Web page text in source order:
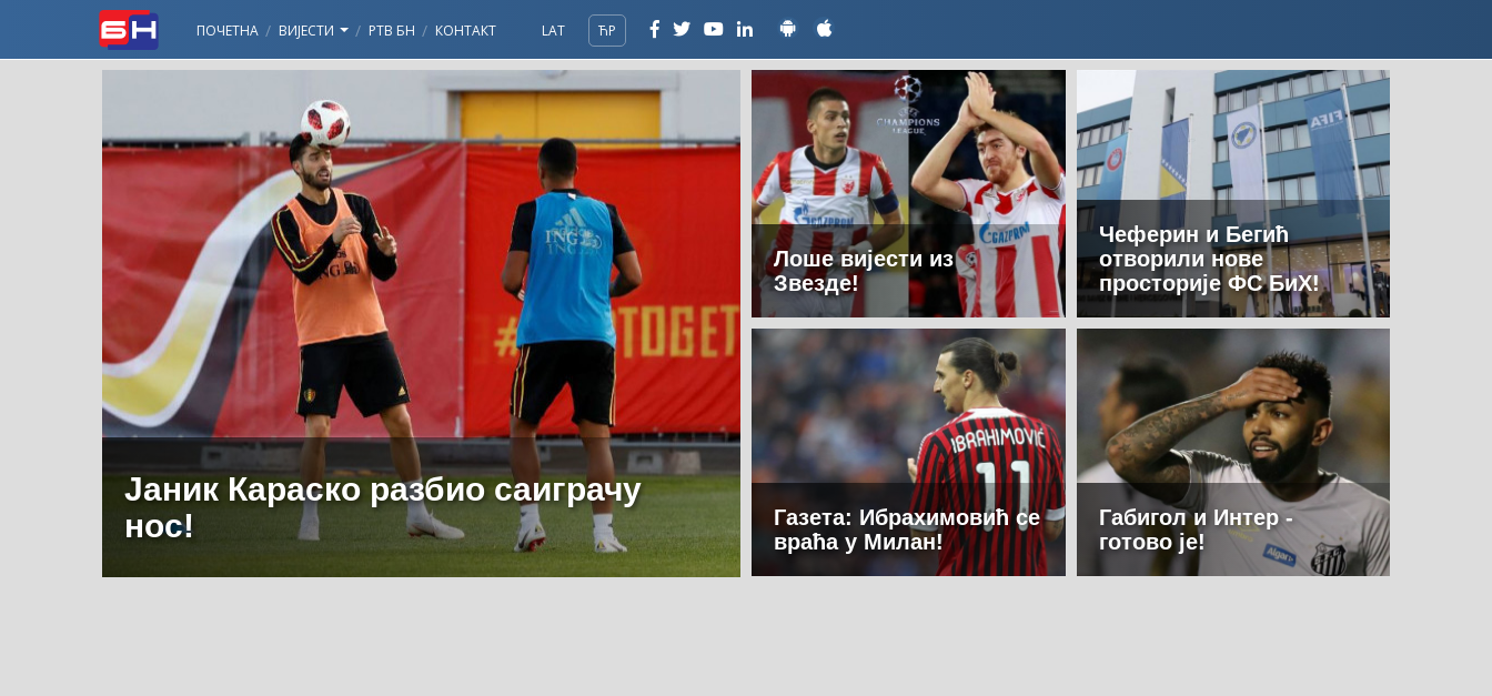
ПОЧЕТНА ВИЈЕСТИ РТВ БН КОНТАКТ LAT ЋР
Јаник Караско разбио саиграчу
нос!
Лоше вијести из
Звезде!
Чеферин и Бегић
отворили нове
просторије ФС БиХ!
Газета: Ибрахимовић се
враћа у Милан!
Габигол и Интер -
готово је!